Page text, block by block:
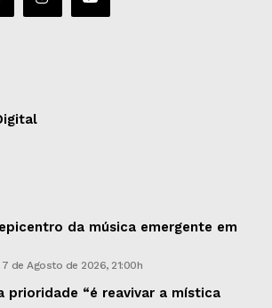
da música emergente em
7 de Agosto de 2026, 21:00h
prioridade “é reavivar a mística